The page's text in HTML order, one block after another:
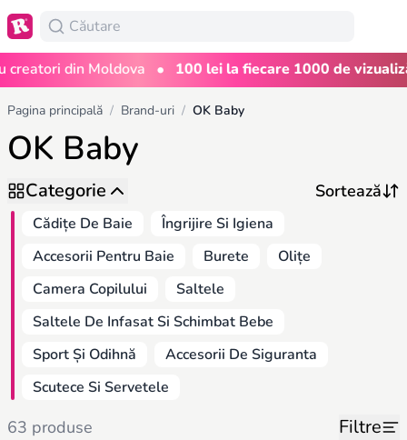
din Moldova • 100 lei la fiecare 1000 de vizualizări
Pagina principală / Brand-uri / OK Baby
OK Baby
Categorie
Cădițe De Baie
Îngrijire Si Igiena
Accesorii Pentru Baie
Burete
Olițe
Camera Copilului
Saltele
Saltele De Infasat Si Schimbat Bebe
Sport Și Odihnă
Accesorii De Siguranta
Scutece Si Servetele
63 produse Filtre